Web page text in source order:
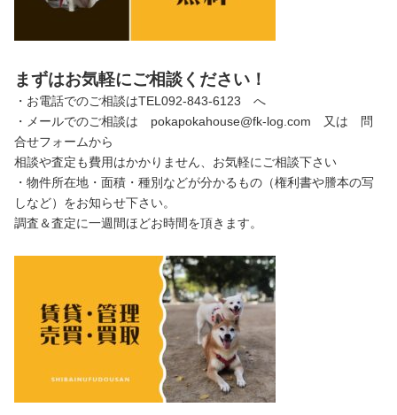
まずはお気軽にご相談ください！
・お電話でのご相談はTEL092-843-6123 へ
・メールでのご相談は pokapokahouse@fk-log.com 又は 問
合せフォームから
相談や査定も費用はかかりません、お気軽にご相談下さい
・物件所在地・面積・種別などが分かるもの（権利書や謄本の写
しなど）をお知らせ下さい。
調査＆査定に一週間ほどお時間を頂きます。